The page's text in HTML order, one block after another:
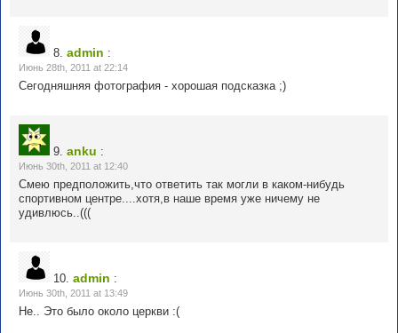
8. admin :
Июнь 28th, 2011 at 22:14
Сегодняшняя фотография - хорошая подсказка ;)
9. anku :
Июнь 30th, 2011 at 12:40
Смею предположить,что ответить так могли в каком-нибудь
спортивном центре....хотя,в наше время уже ничему не
удивлюсь..(((
10. admin :
Июнь 30th, 2011 at 13:49
Не.. Это было около церкви :(